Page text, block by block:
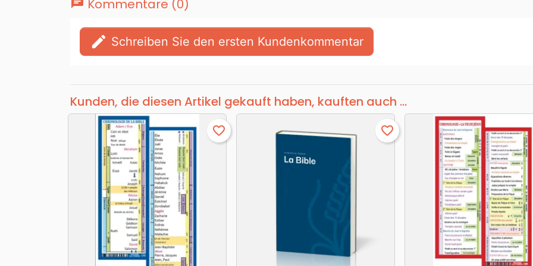
Kommentare (0)
edit Schreiben Sie den ersten Kundenkommentar
Kunden, die diesen Artikel gekauft haben, kauften auch ...
favorite_border favorite_border